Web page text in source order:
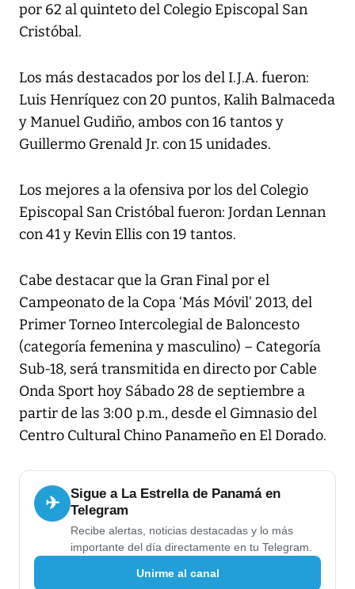
por 62 al quinteto del Colegio Episcopal San
Cristóbal.
Los más destacados por los del I.J.A. fueron:
Luis Henríquez con 20 puntos, Kalih Balmaceda
y Manuel Gudiño, ambos con 16 tantos y
Guillermo Grenald Jr. con 15 unidades.
Los mejores a la ofensiva por los del Colegio
Episcopal San Cristóbal fueron: Jordan Lennan
con 41 y Kevin Ellis con 19 tantos.
Cabe destacar que la Gran Final por el
Campeonato de la Copa ‘Más Móvil’ 2013, del
Primer Torneo Intercolegial de Baloncesto
(categoría femenina y masculino) – Categoría
Sub-18, será transmitida en directo por Cable
Onda Sport hoy Sábado 28 de septiembre a
partir de las 3:00 p.m., desde el Gimnasio del
Centro Cultural Chino Panameño en El Dorado.
✈
Sigue a La Estrella de Panamá en
Telegram
Recibe alertas, noticias destacadas y lo más
importante del día directamente en tu Telegram.
Unirme al canal